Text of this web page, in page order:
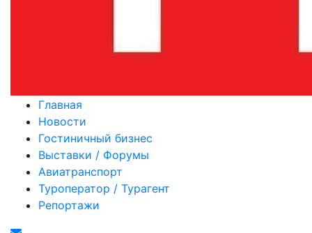
Главная
Новости
Гостиничный бизнес
Выставки / Форумы
Авиатранспорт
Туроператор / Турагент
Репортажи